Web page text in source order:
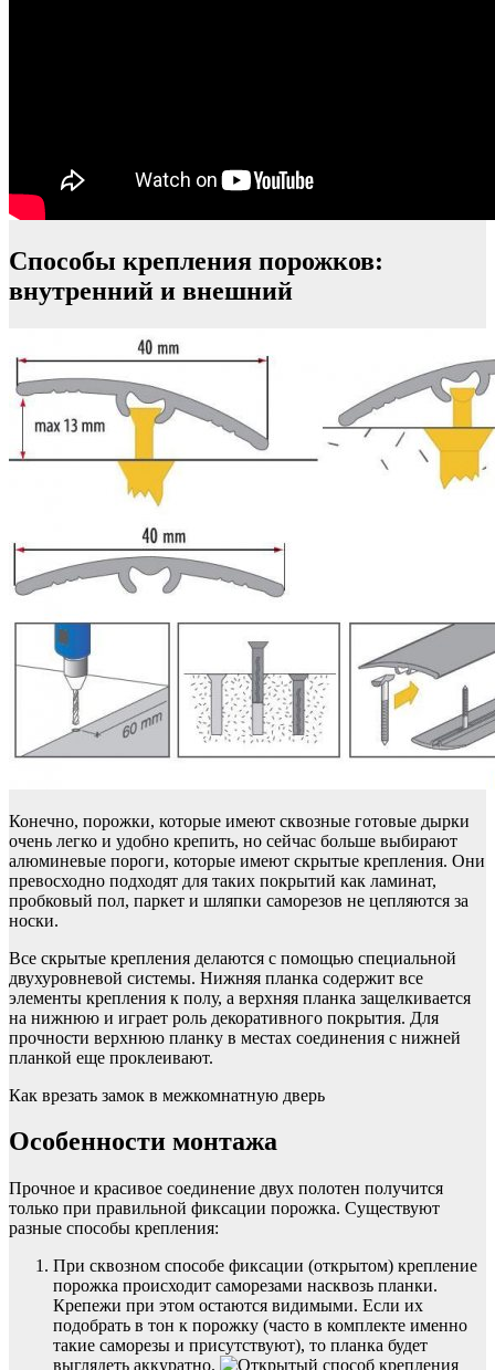
Способы крепления порожков:
внутренний и внешний
Конечно, порожки, которые имеют сквозные готовые дырки
очень легко и удобно крепить, но сейчас больше выбирают
алюминевые пороги, которые имеют скрытые крепления. Они
превосходно подходят для таких покрытий как ламинат,
пробковый пол, паркет и шляпки саморезов не цепляются за
носки.
Все скрытые крепления делаются с помощью специальной
двухуровневой системы. Нижняя планка содержит все
элементы крепления к полу, а верхняя планка защелкивается
на нижнюю и играет роль декоративного покрытия. Для
прочности верхнюю планку в местах соединения с нижней
планкой еще проклеивают.
Как врезать замок в межкомнатную дверь
Особенности монтажа
Прочное и красивое соединение двух полотен получится
только при правильной фиксации порожка. Существуют
разные способы крепления:
При сквозном способе фиксации (открытом) крепление
порожка происходит саморезами насквозь планки.
Крепежи при этом остаются видимыми. Если их
подобрать в тон к порожку (часто в комплекте именно
такие саморезы и присутствуют), то планка будет
выглядеть аккуратно.